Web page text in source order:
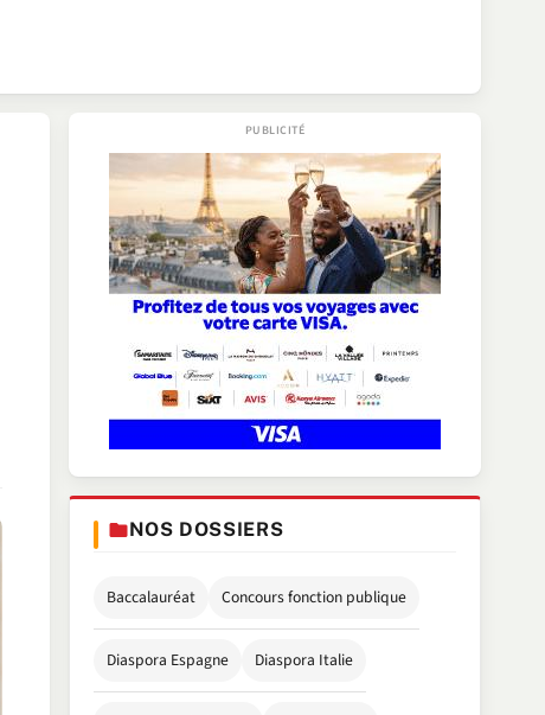
NOS DOSSIERS
Baccalauréat Concours fonction publique
Diaspora Espagne Diaspora Italie